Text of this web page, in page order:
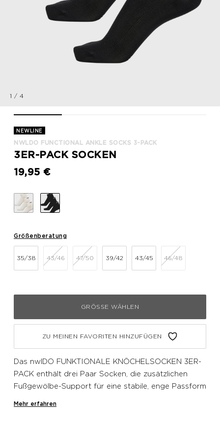
1 / 4
NEWLINE
NWLDO FUNCTIONAL ANKLE SOCKS 3-PACK
3ER-PACK SOCKEN
19,95 €
Größenberatung
35/38 43/46 47/50 39/42 43/45 46/48
GRÖSSE WÄHLEN
ZU MEINEN FAVORITEN HINZUFÜGEN
Das nwlDO FUNKTIONALE KNÖCHELSOCKEN 3ER-
PACK enthält drei Paar Socken, die zusätzlichen
Fußgewölbe-Support für eine stabile, enge Passform
Mehr erfahren